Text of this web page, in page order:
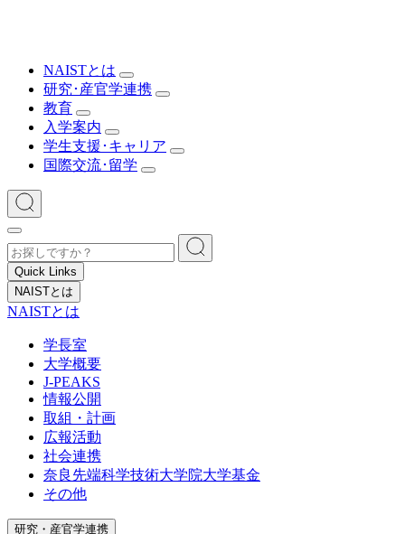
NAISTとは
研究･産官学連携
教育
入学案内
学生支援･キャリア
国際交流･留学
Quick Links
NAISTとは
NAISTとは
学長室
大学概要
J-PEAKS
情報公開
取組・計画
広報活動
社会連携
奈良先端科学技術大学院大学基金
その他
研究・産官学連携